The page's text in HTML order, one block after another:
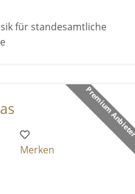
für standesamtliche
Premium Anbieter
Merken